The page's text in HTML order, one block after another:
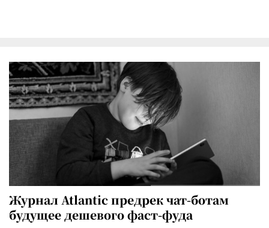
Журнал Atlantic предрек чат-ботам
будущее дешевого фаст-фуда